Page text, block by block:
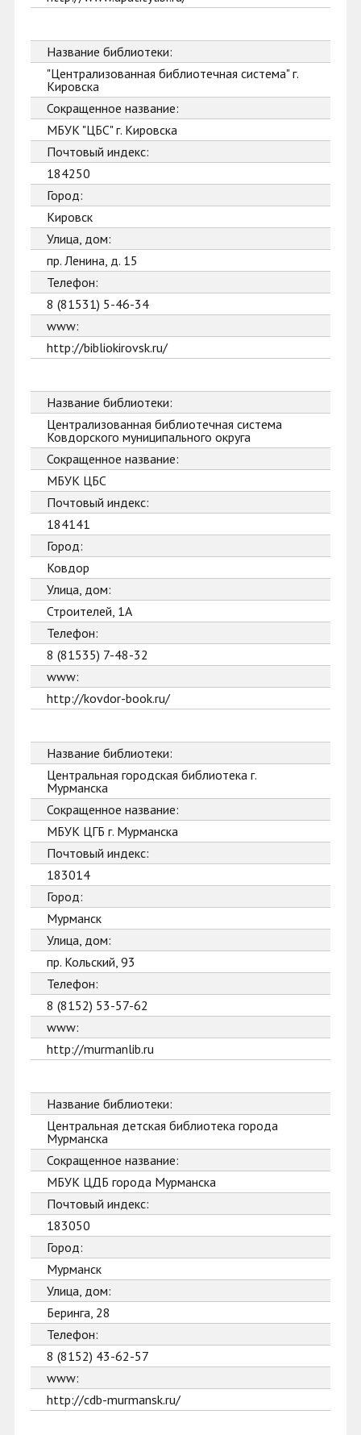
Название библиотеки:
"Централизованная библиотечная система" г.
Кировска
Сокращенное название:
МБУК "ЦБС" г. Кировска
Почтовый индекс:
184250
Город:
Кировск
Улица, дом:
пр. Ленина, д. 15
Телефон:
8 (81531) 5-46-34
www:
http://bibliokirovsk.ru/
Название библиотеки:
Централизованная библиотечная система
Ковдорского муниципального округа
Сокращенное название:
МБУК ЦБС
Почтовый индекс:
184141
Город:
Ковдор
Улица, дом:
Строителей, 1А
Телефон:
8 (81535) 7-48-32
www:
http://kovdor-book.ru/
Название библиотеки:
Центральная городская библиотека г.
Мурманска
Сокращенное название:
МБУК ЦГБ г. Мурманска
Почтовый индекс:
183014
Город:
Мурманск
Улица, дом:
пр. Кольский, 93
Телефон:
8 (8152) 53-57-62
www:
http://murmanlib.ru
Название библиотеки:
Центральная детская библиотека города
Мурманска
Сокращенное название:
МБУК ЦДБ города Мурманска
Почтовый индекс:
183050
Город:
Мурманск
Улица, дом:
Беринга, 28
Телефон:
8 (8152) 43-62-57
www:
http://cdb-murmansk.ru/